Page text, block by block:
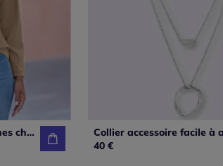
Pull chauve-souris manches chauve-souris 3/4
40 €